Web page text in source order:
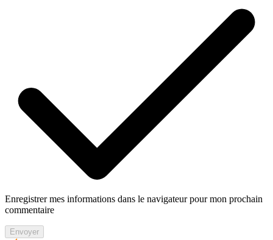
Enregistrer mes informations dans le navigateur pour mon prochain
commentaire
Envoyer